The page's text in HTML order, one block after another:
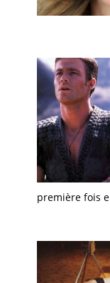
première fois